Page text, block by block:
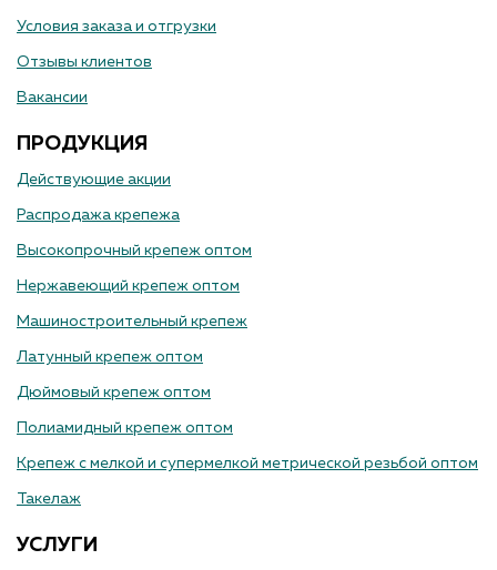
Условия заказа и отгрузки
Отзывы клиентов
Вакансии
ПРОДУКЦИЯ
Действующие акции
Распродажа крепежа
Высокопрочный крепеж оптом
Нержавеющий крепеж оптом
Машиностроительный крепеж
Латунный крепеж оптом
Дюймовый крепеж оптом
Полиамидный крепеж оптом
Крепеж с мелкой и супермелкой метрической резьбой оптом
Такелаж
УСЛУГИ